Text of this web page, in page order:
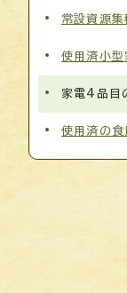
常設資源集
使用済小型
家電4品目
使用済の食